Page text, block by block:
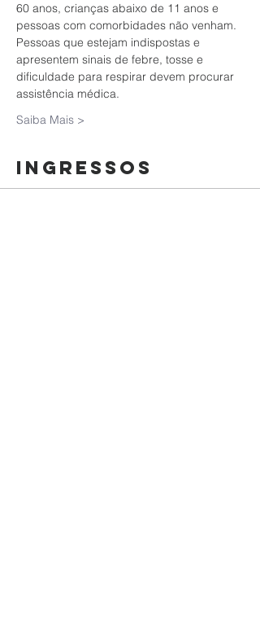
60 anos, crianças abaixo de 11 anos e
pessoas com comorbidades não venham.
Pessoas que estejam indispostas e
apresentem sinais de febre, tosse e
dificuldade para respirar devem procurar
assistência médica.
Saiba Mais >
Ingressos